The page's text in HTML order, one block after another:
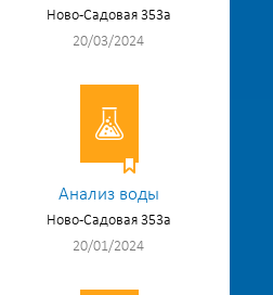
Ново-Садовая 353а
20/03/2024
Анализ воды
Ново-Садовая 353а
20/01/2024